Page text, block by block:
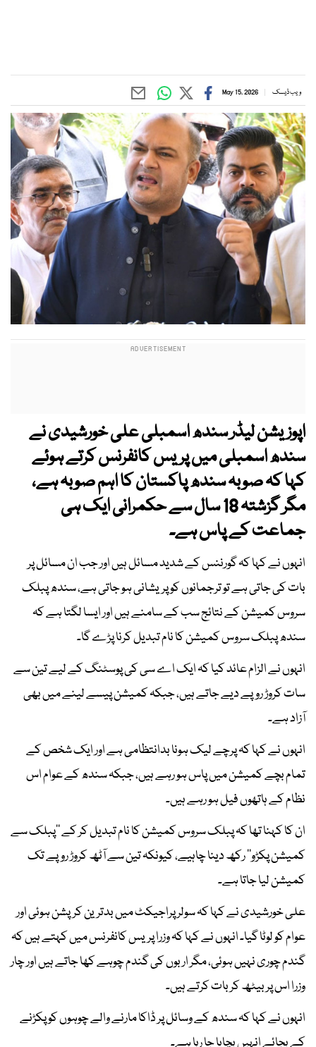
ویب ڈیسک May 15, 2026
اپوزیشن لیڈر سندھ اسمبلی علی خورشیدی نے
سندھ اسمبلی میں پریس کانفرنس کرتے ہوئے
کہا کہ صوبہ سندھ پاکستان کا اہم صوبہ ہے،
مگر گزشتہ 18 سال سے حکمرانی ایک ہی
جماعت کے پاس ہے۔
انہوں نے کہا کہ گورننس کے شدید مسائل ہیں اور جب ان مسائل پر
بات کی جاتی ہے تو ترجمانوں کو پریشانی ہو جاتی ہے، سندھ پبلک
سروس کمیشن کے نتائج سب کے سامنے ہیں اور ایسا لگتا ہے کہ
سندھ پبلک سروس کمیشن کا نام تبدیل کرنا پڑے گا۔
انہوں نے الزام عائد کیا کہ ایک اے سی کی پوسٹنگ کے لیے تین سے
سات کروڑ روپے دیے جاتے ہیں، جبکہ کمیشن پیسے لینے میں بھی
آزاد ہے۔
انہوں نے کہا کہ پرچے لیک ہونا بدانتظامی ہے اور ایک شخص کے
تمام بچے کمیشن میں پاس ہو رہے ہیں، جبکہ سندھ کے عوام اس
نظام کے ہاتھوں فیل ہو رہے ہیں۔
ان کا کہنا تھا کہ پبلک سروس کمیشن کا نام تبدیل کر کے ’’پبلک سے
کمیشن پکڑو‘‘ رکھ دینا چاہیے، کیونکہ تین سے آٹھ کروڑ روپے تک
کمیشن لیا جاتا ہے۔
علی خورشیدی نے کہا کہ سولر پراجیکٹ میں بدترین کرپشن ہوئی اور
عوام کو لوٹا گیا۔ انہوں نے کہا کہ وزرا پریس کانفرنس میں کہتے ہیں کہ
گندم چوری نہیں ہوئی، مگر اربوں کی گندم چوہے کھا جاتے ہیں اور چار
وزرا اس پر بیٹھ کر بات کرتے ہیں۔
انہوں نے کہا کہ سندھ کے وسائل پر ڈاکا مارنے والے چوہوں کو پکڑنے
کے بجائے انہیں بچایا جا رہا ہے۔